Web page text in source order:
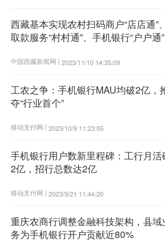
西藏基本实现农村扫码商户“店店通”、
取款服务“村村通”、手机银行“户户通”
中国西藏新闻网 | 2023/11/10 14:35:09
工农之争：手机银行MAU均破2亿，
夺“行业首个”
移动支付网 | 2023/10/9 11:23:05
手机银行用户数新里程碑：工行月活
2亿，招行总数达2亿
移动支付网 | 2023/9/21 11:44:20
重庆农商行调整金融科技架构，县域
务为手机银行开户贡献近80%